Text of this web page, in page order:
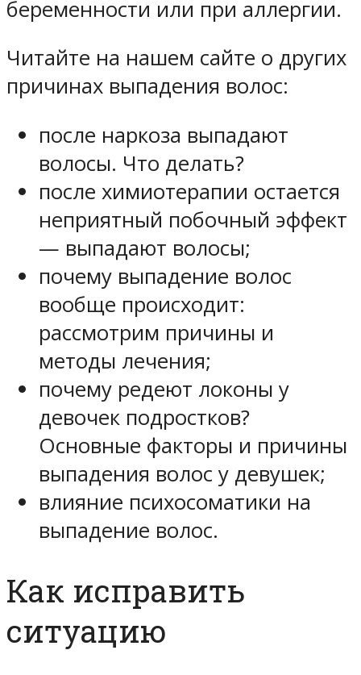
беременности или при аллергии.
Читайте на нашем сайте о других
причинах выпадения волос:
после наркоза выпадают
волосы. Что делать?
после химиотерапии остается
неприятный побочный эффект
— выпадают волосы;
почему выпадение волос
вообще происходит:
рассмотрим причины и
методы лечения;
почему редеют локоны у
девочек подростков?
Основные факторы и причины
выпадения волос у девушек;
влияние психосоматики на
выпадение волос.
Как исправить
ситуацию